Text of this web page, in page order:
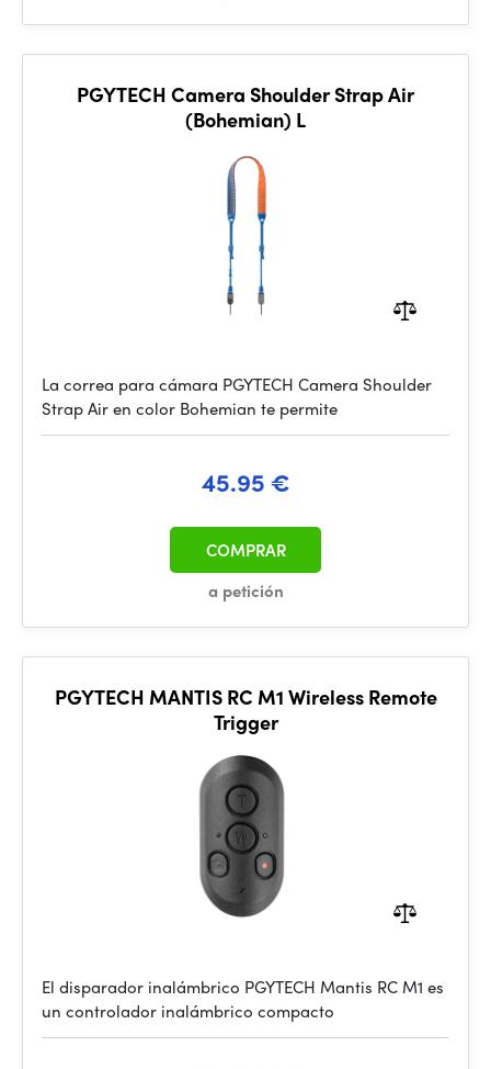
PGYTECH Camera Shoulder Strap Air
(Bohemian) L
La correa para cámara PGYTECH Camera Shoulder
Strap Air en color Bohemian te permite
45.95 €
a petición
COMPRAR
PGYTECH MANTIS RC M1 Wireless Remote
Trigger
El disparador inalámbrico PGYTECH Mantis RC M1 es
un controlador inalámbrico compacto